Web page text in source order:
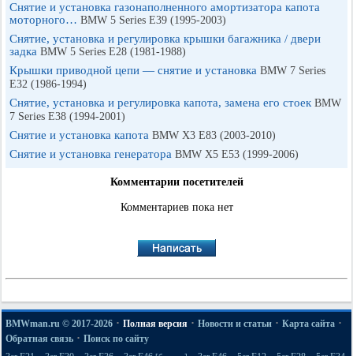
Снятие и установка газонаполненного амортизатора капота
моторного… BMW 5 Series E39 (1995-2003)
Снятие, установка и регулировка крышки багажника / двери
задка BMW 5 Series E28 (1981-1988)
Крышки приводной цепи — снятие и установка BMW 7 Series
E32 (1986-1994)
Снятие, установка и регулировка капота, замена его стоек BMW
7 Series E38 (1994-2001)
Снятие и установка капота BMW X3 E83 (2003-2010)
Снятие и установка генератора BMW X5 E53 (1999-2006)
Комментарии посетителей
Комментариев пока нет
BMWman.ru © 2017-2026 · Полная версия · Новости и статьи · Карта сайта ·
Обратная связь · Поиск по сайту